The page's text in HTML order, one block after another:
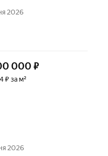
2026
000 ₽
₽ за м²
2026